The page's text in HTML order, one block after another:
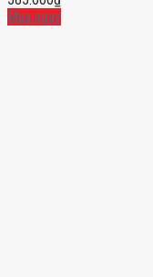
Mua ngay